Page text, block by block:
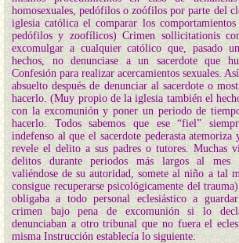
homosexuales, pedófilos o zoófilos por parte del
iglesia católica el comparar los comportamientos
pedófilos y zoofílicos) Crimen sollicitationis
excomulgar a cualquier católico que, pasado
hechos, no denunciase a un sacerdote que
Confesión para realizar acercamientos sexuales.
absuelto después de denunciar al sacerdote o
hacerlo. (Muy propio de la iglesia también el
con la excomunión y poner un periodo de
hacerlo. Todos sabemos que ese “fiel”
indefenso al que el sacerdote pederasta atemoriza
revele el delito a sus padres o tutores. Muchas
delitos durante periodos más largos al mes
valiéndose de su autoridad, somete al niño a tal
consigue recuperarse psicológicamente del
obligaba a todo personal eclesiástico a
crimen bajo pena de excomunión si lo
denunciaban a otro tribunal que no fuera el
misma Instrucción establecía lo siguiente: